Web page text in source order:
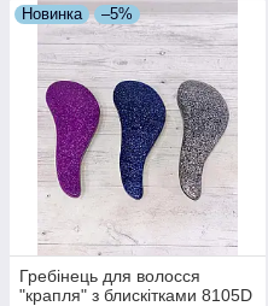
Новинка –5%
Гребінець для волосся
"крапля" з блискітками 8105D